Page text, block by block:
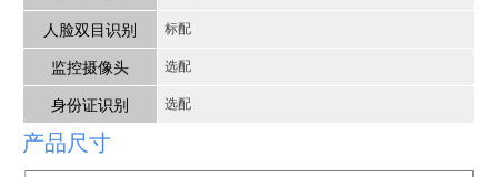
人脸双目识别 标配
监控摄像头 选配
身份证识别 选配
产品尺寸